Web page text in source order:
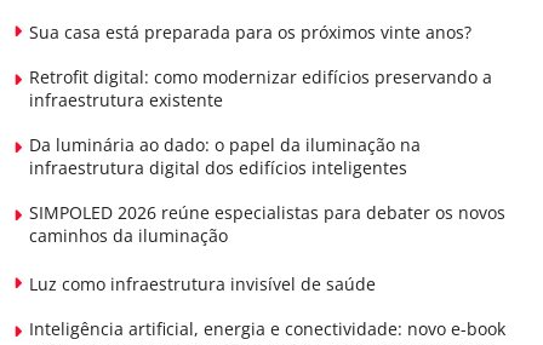
Sua casa está preparada para os próximos vinte anos?
Retrofit digital: como modernizar edifícios preservando a
infraestrutura existente
Da luminária ao dado: o papel da iluminação na
infraestrutura digital dos edifícios inteligentes
SIMPOLED 2026 reúne especialistas para debater os novos
caminhos da iluminação
Luz como infraestrutura invisível de saúde
Inteligência artificial, energia e conectividade: novo e-book